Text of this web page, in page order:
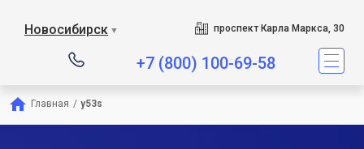
Новосибирск ▼ проспект Карла Маркса, 30
+7 (800) 100-69-58
Главная / y53s